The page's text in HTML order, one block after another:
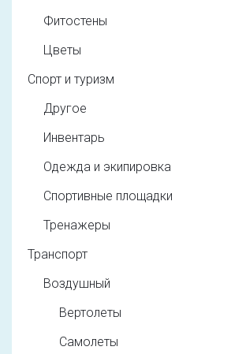
Фитостены
Цветы
Спорт и туризм
Другое
Инвентарь
Одежда и экипировка
Спортивные площадки
Тренажеры
Транспорт
Воздушный
Вертолеты
Самолеты